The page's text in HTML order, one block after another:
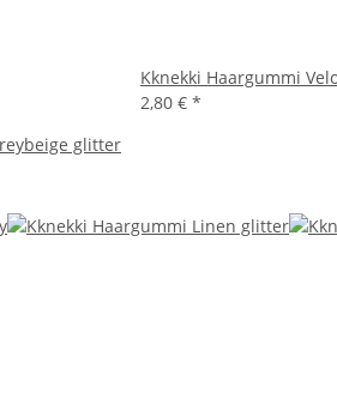
glitter
Kknekki Haargummi
2,80 € *